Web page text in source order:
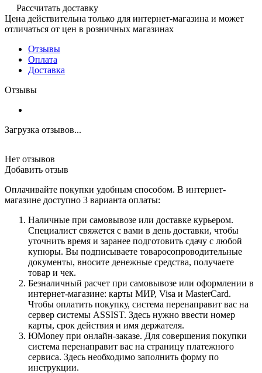
Рассчитать доставку
Цена действительна только для интернет-магазина и может
отличаться от цен в розничных магазинах
Отзывы
Оплата
Доставка
Отзывы
Загрузка отзывов...
Нет отзывов
Добавить отзыв
Оплачивайте покупки удобным способом. В интернет-
магазине доступно 3 варианта оплаты:
Наличные при самовывозе или доставке курьером.
Специалист свяжется с вами в день доставки, чтобы
уточнить время и заранее подготовить сдачу с любой
купюры. Вы подписываете товаросопроводительные
документы, вносите денежные средства, получаете
товар и чек.
Безналичный расчет при самовывозе или оформлении в
интернет-магазине: карты МИР, Visa и MasterCard.
Чтобы оплатить покупку, система перенаправит вас на
сервер системы ASSIST. Здесь нужно ввести номер
карты, срок действия и имя держателя.
ЮMoney при онлайн-заказе. Для совершения покупки
система перенаправит вас на страницу платежного
сервиса. Здесь необходимо заполнить форму по
инструкции.